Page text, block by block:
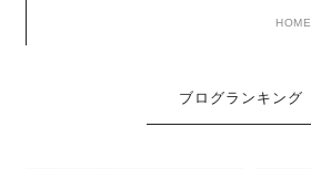
HOME
ブログランキング